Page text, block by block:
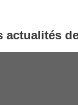
actualités